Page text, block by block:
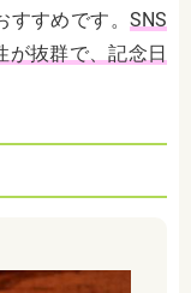
すめです。 SNS
が抜群で、記念日